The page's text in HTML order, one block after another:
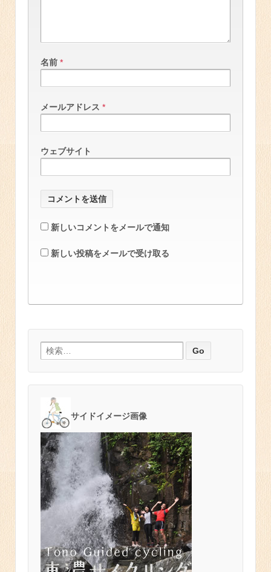
名前 *
メールアドレス *
ウェブサイト
新しいコメントをメールで通知
新しい投稿をメールで受け取る
検索:
サイドイメージ画像